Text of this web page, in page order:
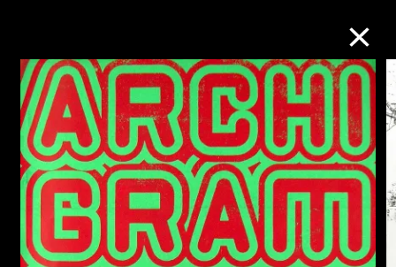
M+藏品
進一步篩選 搜索